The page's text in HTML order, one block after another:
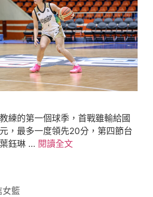
練的第一個球季，首戰雖輸給國
，最多一度領先20分，第四節台
鈺琳 … 閱讀全文
女籃